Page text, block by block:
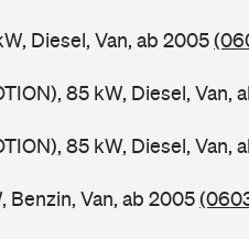
Diesel, Van, ab 2005
85 kW, Diesel, Van,
85 kW, Diesel, Van,
Benzin, Van, ab 2005